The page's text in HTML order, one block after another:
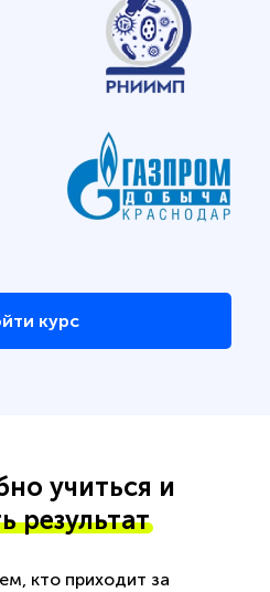
курс
учиться и
результат
кто приходит за